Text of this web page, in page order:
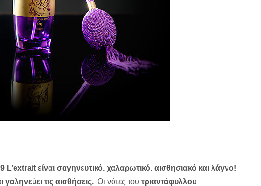
είναι σαγηνευτικό, χαλαρωτικό, αισθησιακό και λάγνο!
γαληνεύει τις αισθήσεις. Οι νότες του τριαντάφυλλου